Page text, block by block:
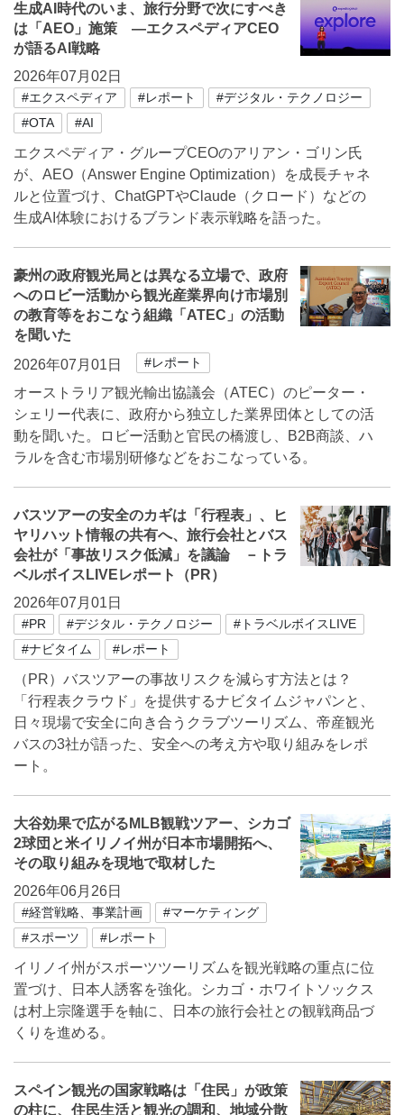
生成AI時代のいま、旅行分野で次にすべき
は「AEO」施策 ―エクスペディアCEO
が語るAI戦略
2026年07月02日
#エクスペディア #レポート
#デジタル・テクノロジー
#OTA
#AI
エクスペディア・グループCEOのアリアン・ゴリン氏
が、AEO（Answer Engine Optimization）を成長チャネ
ルと位置づけ、ChatGPTやClaude（クロード）などの
生成AI体験におけるブランド表示戦略を語った。
豪州の政府観光局とは異なる立場で、政府
へのロビー活動から観光産業界向け市場別
の教育等をおこなう組織「ATEC」の活動
を聞いた
2026年07月01日
#レポート
オーストラリア観光輸出協議会（ATEC）のピーター・
シェリー代表に、政府から独立した業界団体としての活
動を聞いた。ロビー活動と官民の橋渡し、B2B商談、ハ
ラルを含む市場別研修などをおこなっている。
バスツアーの安全のカギは「行程表」、ヒ
ヤリハット情報の共有へ、旅行会社とバス
会社が「事故リスク低減」を議論 －トラ
ベルボイスLIVEレポート（PR）
2026年07月01日
#PR #デジタル・テクノロジー
#トラベルボイスLIVE
#ナビタイム
#レポート
（PR）バスツアーの事故リスクを減らす方法とは？
「行程表クラウド」を提供するナビタイムジャパンと、
日々現場で安全に向き合うクラブツーリズム、帝産観光
バスの3社が語った、安全への考え方や取り組みをレポ
ート。
大谷効果で広がるMLB観戦ツアー、シカゴ
2球団と米イリノイ州が日本市場開拓へ、
その取り組みを現地で取材した
2026年06月26日
#経営戦略、事業計画
#マーケティング
#スポーツ
#レポート
イリノイ州がスポーツツーリズムを観光戦略の重点に位
置づけ、日本人誘客を強化。シカゴ・ホワイトソックス
は村上宗隆選手を軸に、日本の旅行会社との観戦商品づ
くりを進める。
スペイン観光の国家戦略は「住民」が政策
の柱に、住民生活と観光の調和、地域分散